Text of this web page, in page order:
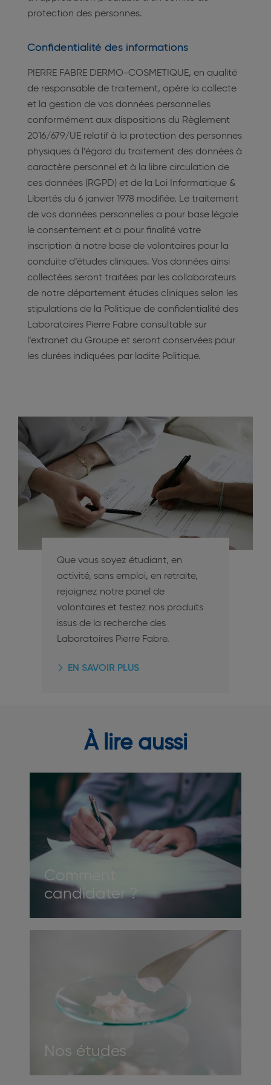
protection des personnes.
Confidentialité des informations
PIERRE FABRE DERMO-COSMETIQUE, en qualité
de responsable de traitement, opère la collecte
et la gestion de vos données personnelles
conformément aux dispositions du Règlement
2016/679/UE relatif à la protection des personnes
physiques à l’égard du traitement des données à
caractère personnel et à la libre circulation de
ces données (RGPD) et de la Loi Informatique &
Libertés du 6 janvier 1978 modifiée. Le traitement
de vos données personnelles a pour base légale
le consentement et a pour finalité votre
inscription à notre base de volontaires pour la
conduite d’études cliniques. Vos données ainsi
collectées seront traitées par les collaborateurs
de notre département études cliniques selon les
stipulations de la Politique de confidentialité des
Laboratoires Pierre Fabre consultable sur
l’extranet du Groupe et seront conservées pour
les durées indiquées par ladite Politique.
Image
Que vous soyez étudiant, en
activité, sans emploi, en retraite,
rejoignez notre panel de
volontaires et testez nos produits
issus de la recherche des
Laboratoires Pierre Fabre.
EN SAVOIR PLUS
À lire aussi
Comment
candidater ?
Image
Nos études